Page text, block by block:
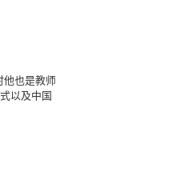
他也是教师
以及中国